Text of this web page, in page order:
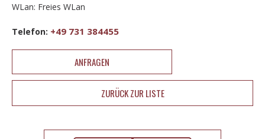
WLan: Freies WLan
Telefon: +49 731 384455
ANFRAGEN
ZURÜCK ZUR LISTE